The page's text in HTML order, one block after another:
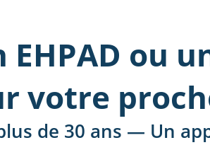
ou
votre
de 30 ans — Un